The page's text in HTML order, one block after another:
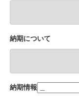
納期について
納期情報